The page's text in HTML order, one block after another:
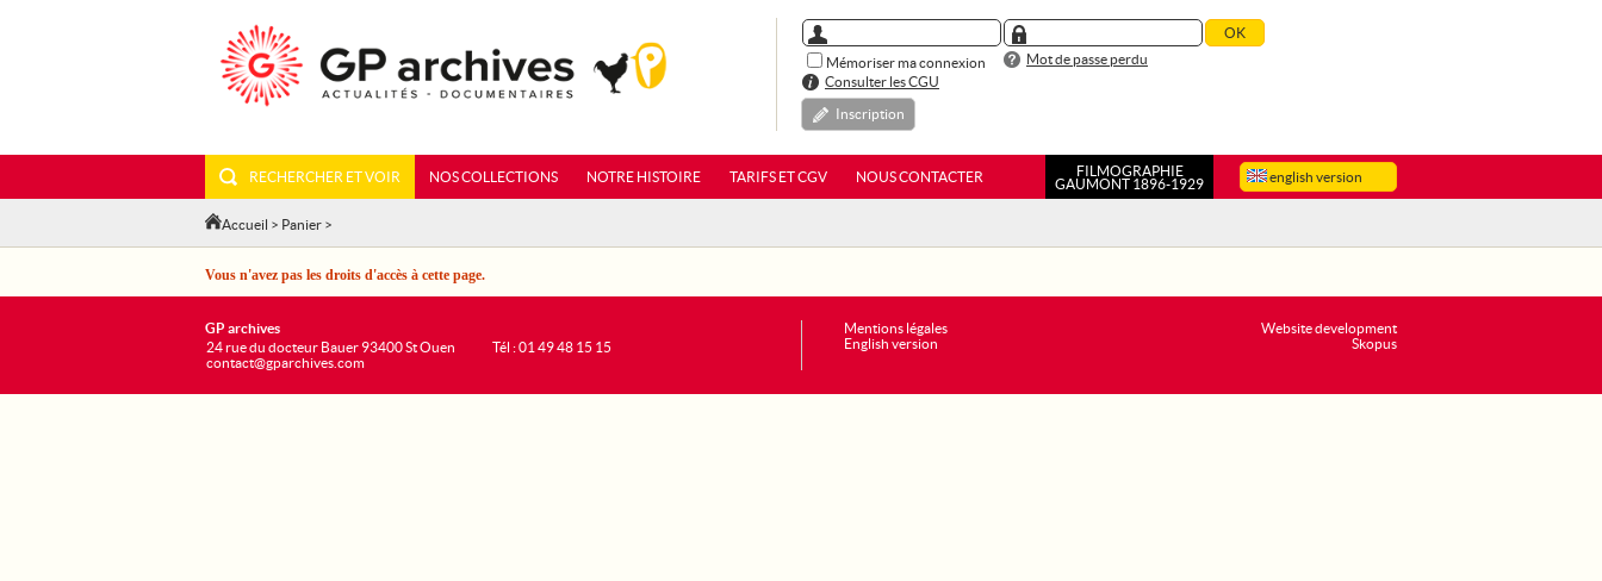
Mémoriser ma connexion
Mot de passe perdu
Consulter les CGU
Inscription
english version
RECHERCHER ET VOIR NOS COLLECTIONS NOTRE HISTOIRE TARIFS ET CGV NOUS CONTACTER
FILMOGRAPHIE
GAUMONT 1896-1929
Accueil > Panier >
Vous n'avez pas les droits d'accès à cette page.
Website development
Skopus
GP archives
24 rue du docteur Bauer 93400 St Ouen
contact@gparchives.com
Tél : 01 49 48 15 15
Mentions légales
English version